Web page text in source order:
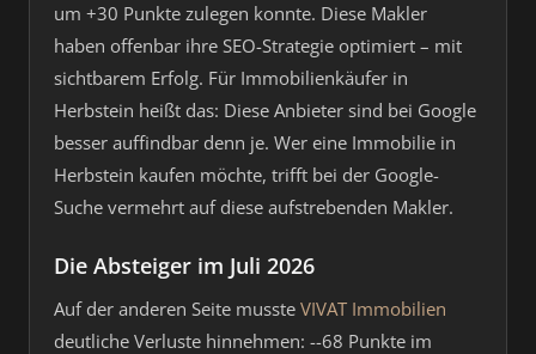
um +30 Punkte zulegen konnte. Diese Makler
haben offenbar ihre SEO-Strategie optimiert – mit
sichtbarem Erfolg. Für Immobilienkäufer in
Herbstein heißt das: Diese Anbieter sind bei Google
besser auffindbar denn je. Wer eine Immobilie in
Herbstein kaufen möchte, trifft bei der Google-
Suche vermehrt auf diese aufstrebenden Makler.
Die Absteiger im Juli 2026
Auf der anderen Seite musste VIVAT Immobilien
deutliche Verluste hinnehmen: --68 Punkte im